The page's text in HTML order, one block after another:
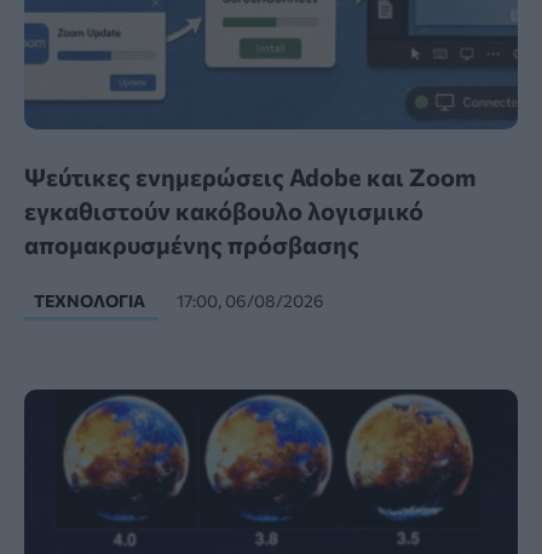
Ψεύτικες ενημερώσεις Adobe και Zoom
εγκαθιστούν κακόβουλο λογισμικό
απομακρυσμένης πρόσβασης
ΤΕΧΝΟΛΟΓΊΑ 17:00, 06/08/2026